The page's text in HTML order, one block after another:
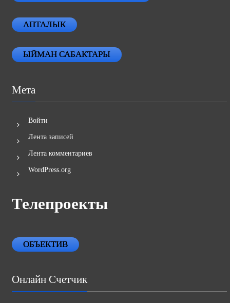
АПТАЛЫК
ЫЙМАН САБАКТАРЫ
Мета
Войти
Лента записей
Лента комментариев
WordPress.org
Телепроекты
ОБЪЕКТИВ
Онлайн Счетчик